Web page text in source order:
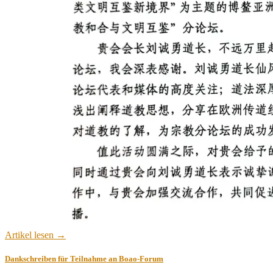
Artikel lesen →
Dankschreiben für Teilnahme an Boao-Forum